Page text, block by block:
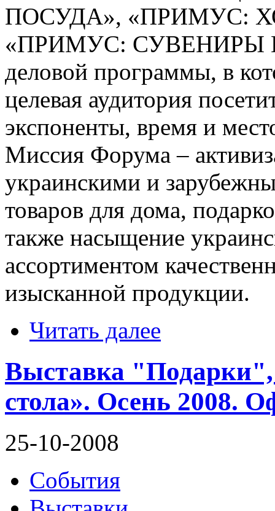
ПОСУДА», «ПРИМУС:
«ПРИМУС: СУВЕНИРЫ И
деловой программы, в
целевая аудитория
экспоненты, время и
Миссия Форума –
украинскими и
товаров для дома,
также насыщение
ассортиментом
изысканной продукции.
Читать далее
Выставка "Подарки",
стола». Осень 2008.
25-10-2008
События